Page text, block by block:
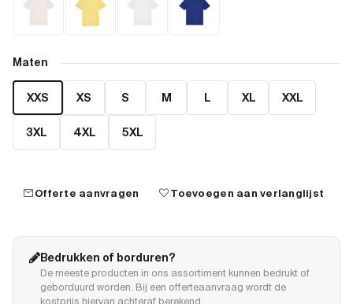
Maten
XXS XS S M L XL XXL
3XL 4XL 5XL
mailOfferte aanvragen favoriteToevoegen aan verlanglijst
Bedrukken of borduren?
De meeste producten in ons assortiment kunnen bedrukt of
geborduurd worden. Bij een offerteaanvraag wordt de